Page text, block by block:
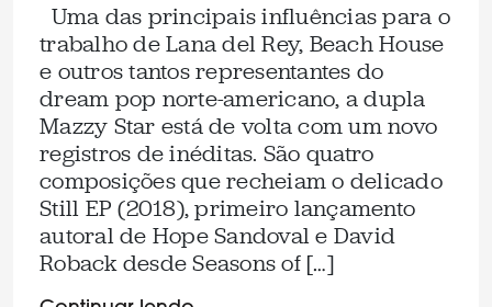
Uma das principais influências para o
trabalho de Lana del Rey, Beach House
e outros tantos representantes do
dream pop norte-americano, a dupla
Mazzy Star está de volta com um novo
registros de inéditas. São quatro
composições que recheiam o delicado
Still EP (2018), primeiro lançamento
autoral de Hope Sandoval e David
Roback desde Seasons of […]